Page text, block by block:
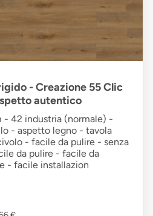
- Creazione 55 Clic
autentico
- 42 industria (normale) -
- aspetto legno - tavola
- facile da pulire - senza
da pulire - facile da
- facile installazion